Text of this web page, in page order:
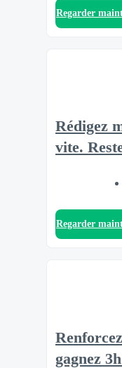
Regarder
Rédigez
vite.
Regarder
gagnez